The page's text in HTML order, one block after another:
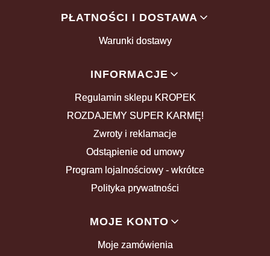
PŁATNOŚCI I DOSTAWA
Warunki dostawy
INFORMACJE
Regulamin sklepu KROPEK
ROZDAJEMY SUPER KARMĘ!
Zwroty i reklamacje
Odstąpienie od umowy
Program lojalnościowy - wkrótce
Polityka prywatności
MOJE KONTO
Moje zamówienia